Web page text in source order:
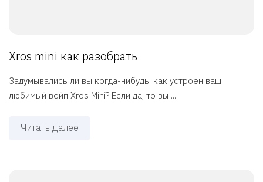
Xros mini как разобрать
Задумывались ли вы когда-нибудь, как устроен ваш
любимый вейп Xros Mini? Если да, то вы ...
Читать далее